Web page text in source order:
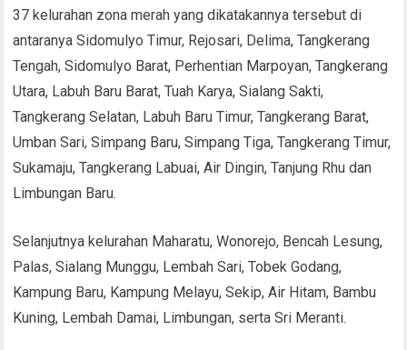
37 kelurahan zona merah yang dikatakannya tersebut di
antaranya Sidomulyo Timur, Rejosari, Delima, Tangkerang
Tengah, Sidomulyo Barat, Perhentian Marpoyan, Tangkerang
Utara, Labuh Baru Barat, Tuah Karya, Sialang Sakti,
Tangkerang Selatan, Labuh Baru Timur, Tangkerang Barat,
Umban Sari, Simpang Baru, Simpang Tiga, Tangkerang Timur,
Sukamaju, Tangkerang Labuai, Air Dingin, Tanjung Rhu dan
Limbungan Baru.
Selanjutnya kelurahan Maharatu, Wonorejo, Bencah Lesung,
Palas, Sialang Munggu, Lembah Sari, Tobek Godang,
Kampung Baru, Kampung Melayu, Sekip, Air Hitam, Bambu
Kuning, Lembah Damai, Limbungan, serta Sri Meranti.